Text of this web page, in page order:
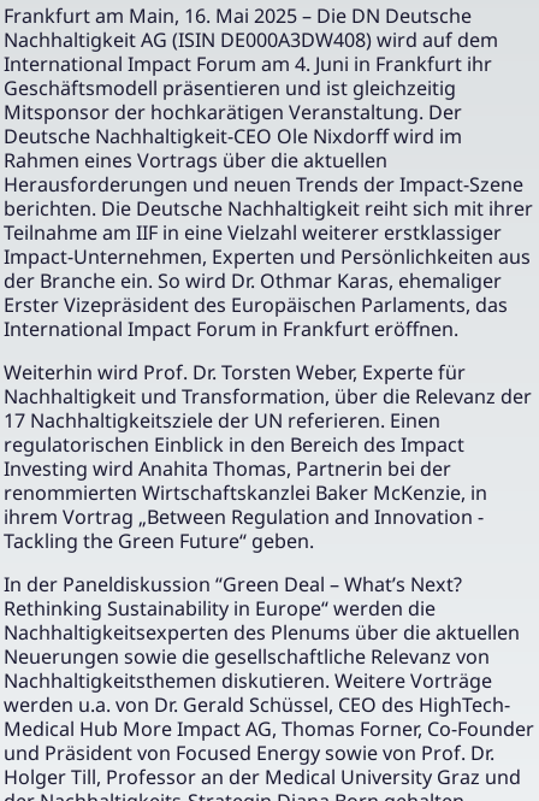
Frankfurt am Main, 16. Mai 2025 – Die DN Deutsche
Nachhaltigkeit AG (ISIN DE000A3DW408) wird auf dem
International Impact Forum am 4. Juni in Frankfurt ihr
Geschäftsmodell präsentieren und ist gleichzeitig
Mitsponsor der hochkarätigen Veranstaltung. Der
Deutsche Nachhaltigkeit-CEO Ole Nixdorff wird im
Rahmen eines Vortrags über die aktuellen
Herausforderungen und neuen Trends der Impact-Szene
berichten. Die Deutsche Nachhaltigkeit reiht sich mit ihrer
Teilnahme am IIF in eine Vielzahl weiterer erstklassiger
Impact-Unternehmen, Experten und Persönlichkeiten aus
der Branche ein. So wird Dr. Othmar Karas, ehemaliger
Erster Vizepräsident des Europäischen Parlaments, das
International Impact Forum in Frankfurt eröffnen.
Weiterhin wird Prof. Dr. Torsten Weber, Experte für
Nachhaltigkeit und Transformation, über die Relevanz der
17 Nachhaltigkeitsziele der UN referieren. Einen
regulatorischen Einblick in den Bereich des Impact
Investing wird Anahita Thomas, Partnerin bei der
renommierten Wirtschaftskanzlei Baker McKenzie, in
ihrem Vortrag „Between Regulation and Innovation -
Tackling the Green Future“ geben.
In der Paneldiskussion “Green Deal – What’s Next?
Rethinking Sustainability in Europe“ werden die
Nachhaltigkeitsexperten des Plenums über die aktuellen
Neuerungen sowie die gesellschaftliche Relevanz von
Nachhaltigkeitsthemen diskutieren. Weitere Vorträge
werden u.a. von Dr. Gerald Schüssel, CEO des HighTech-
Medical Hub More Impact AG, Thomas Forner, Co-Founder
und Präsident von Focused Energy sowie von Prof. Dr.
Holger Till, Professor an der Medical University Graz und